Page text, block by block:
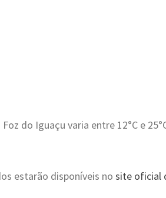
do Iguaçu varia entre 12°C e
estarão disponíveis no site oficial